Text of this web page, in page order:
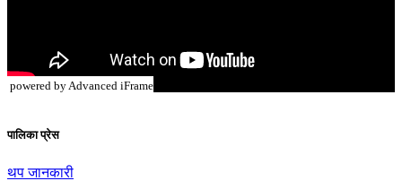
powered by Advanced iFrame
पालिका प्रेस
थप जानकारी